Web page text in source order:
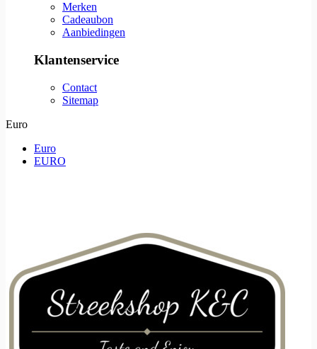
Merken
Cadeaubon
Aanbiedingen
Klantenservice
Contact
Sitemap
Euro
Euro
EURO